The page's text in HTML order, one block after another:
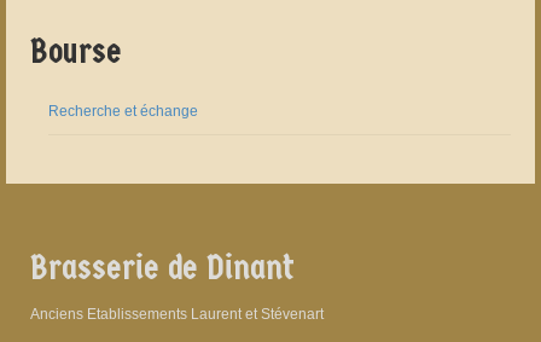
Bourse
Recherche et échange
Brasserie de Dinant
Anciens Etablissements Laurent et Stévenart